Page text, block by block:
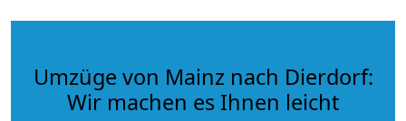
Umzüge von Mainz nach Dierdorf:
Wir machen es Ihnen leicht